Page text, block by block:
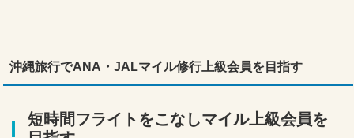
沖縄旅行でANA・JALマイル修行上級会員を目指す
短時間フライトをこなしマイル上級会員を